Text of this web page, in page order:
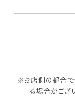
※お店側の都合で
る場合がござ